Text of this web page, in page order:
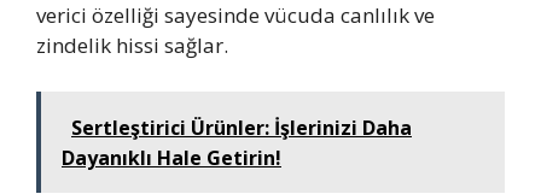
verici özelliği sayesinde vücuda canlılık ve
zindelik hissi sağlar.
Sertleştirici Ürünler: İşlerinizi Daha
Dayanıklı Hale Getirin!